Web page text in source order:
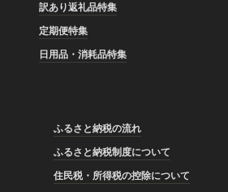
訳あり返礼品特集
定期便特集
日用品・消耗品特集
ふるさと納税の流れ
ふるさと納税制度について
住民税・所得税の控除について